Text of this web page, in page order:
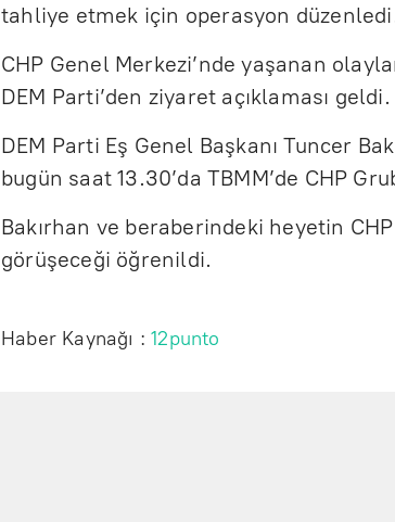
tahliye etmek için operasyon
CHP Genel Merkezi’nde yaşanan
DEM Parti’den ziyaret açıklaması geldi.
DEM Parti Eş Genel Başkanı Tuncer
bugün saat 13.30’da TBMM’de CHP
Bakırhan ve beraberindeki heyetin
görüşeceği öğrenildi.
Haber Kaynağı :12punto